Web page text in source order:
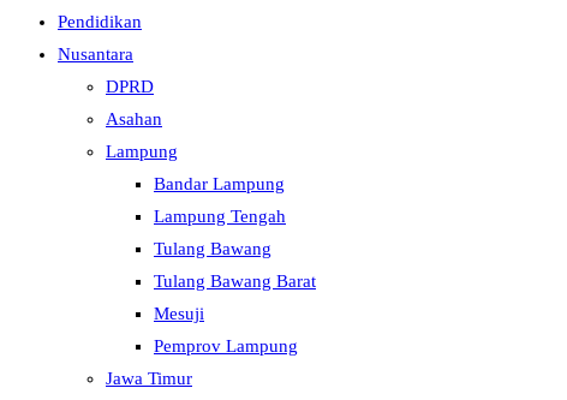
Pendidikan
Nusantara
DPRD
Asahan
Lampung
Bandar Lampung
Lampung Tengah
Tulang Bawang
Tulang Bawang Barat
Mesuji
Pemprov Lampung
Jawa Timur